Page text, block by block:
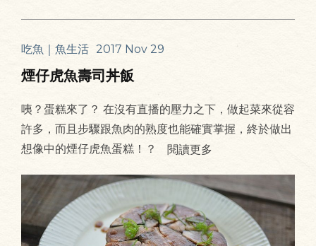
吃魚｜魚生活 2017 Nov 29
煙仔虎魚壽司丼飯
咦？蛋糕來了？ 在沒有直播的壓力之下，做起菜來從容
許多，而且步驟跟魚肉的熟度也能確實掌握，終於做出
想像中的煙仔虎魚蛋糕！？
閱讀更多